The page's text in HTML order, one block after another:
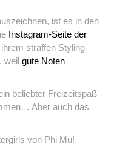
ist es in den
Instagram-Seite der
straffen Styling-
weil gute Noten
beliebter Freizeitspaß
Aber auch das
von Phi Mu!